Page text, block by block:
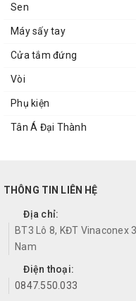
Sen
Máy sấy tay
Cửa tắm đứng
Vòi
Phụ kiện
Tân Á Đại Thành
THÔNG TIN LIÊN HỆ
Địa chỉ:
BT3 Lô 8, KĐT Vinaconex
Nam
Điện thoại:
0847.550.033